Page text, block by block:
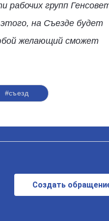
рабочих групп
на Съезде будет
желающий сможет
#съезд
Создать